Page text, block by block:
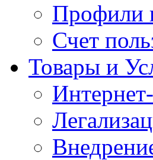
Профили
Счет
Товары и